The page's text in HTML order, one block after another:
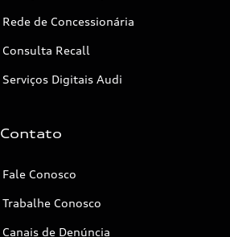
Rede de Concessionária
Consulta Recall
Serviços Digitais Audi
Contato
Fale Conosco
Trabalhe Conosco
Canais de Denúncia